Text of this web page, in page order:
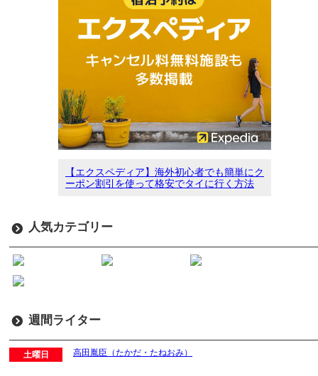
【エクスペディア】海外初心者でも簡単にク
ーポン割引を使って格安でタイに行く方法
人気カテゴリー
週間ライター
土曜日 高田胤臣（たかだ・たねおみ）